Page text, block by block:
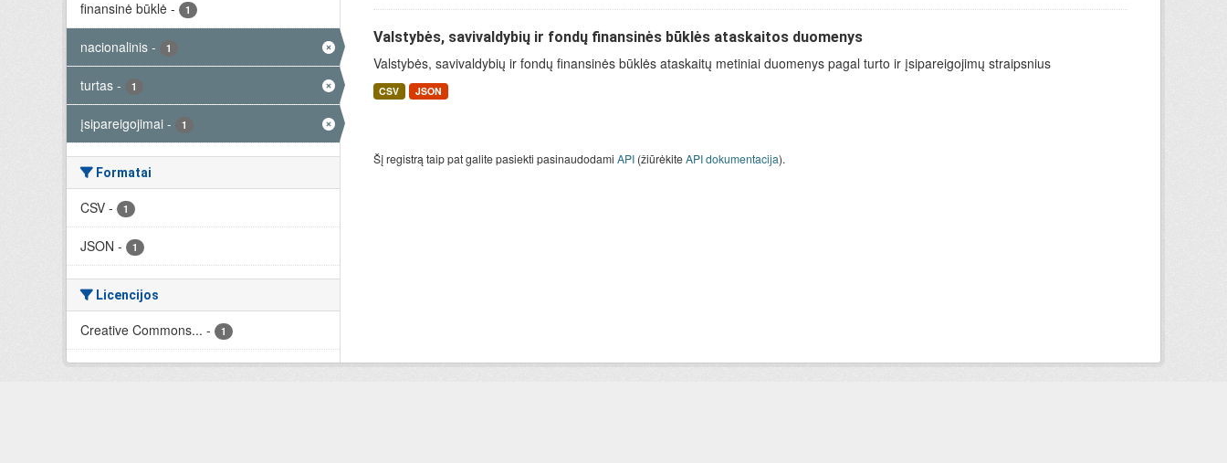
finansinė būklė - 1
nacionalinis - 1
turtas - 1
įsipareigojimai - 1
Formatai
CSV - 1
JSON - 1
Licencijos
Creative Commons... - 1
Valstybės, savivaldybių ir fondų finansinės būklės ataskaitos duomenys
Valstybės, savivaldybių ir fondų finansinės būklės ataskaitų metiniai duomenys pagal turto ir įsipareigojimų straipsnius
CSV JSON
Šį registrą taip pat galite pasiekti pasinaudodami API(žiūrėkiteAPI dokumentacija).